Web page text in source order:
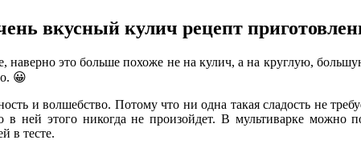
вкусный кулич рецепт
наверно это больше похоже не на кулич, а на круглую,
😀
и волшебство. Потому что ни одна такая сладость не
ней этого никогда не произойдет. В мультиварке можно
в тесте.